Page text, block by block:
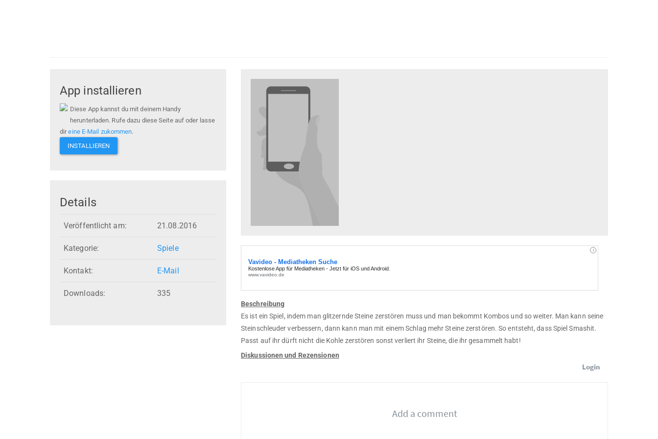
App installieren
Diese App kannst du mit deinem Handy
herunterladen. Rufe dazu diese Seite auf oder lasse
direine E-Mail zukommen.
INSTALLIEREN
Details
Veröffentlicht am: 21.08.2016
Kategorie: Spiele
Kontakt: E-Mail
Downloads: 335
Beschreibung
Es ist ein Spiel, indem man glitzernde Steine zerstören muss und man bekommt Kombos und so weiter. Man kann seine
Steinschleuder verbessern, dann kann man mit einem Schlag mehr Steine zerstören. So entsteht, dass Spiel Smashit.
Passt auf ihr dürft nicht die Kohle zerstören sonst verliert ihr Steine, die ihr gesammelt habt!
Diskussionen und Rezensionen
Login